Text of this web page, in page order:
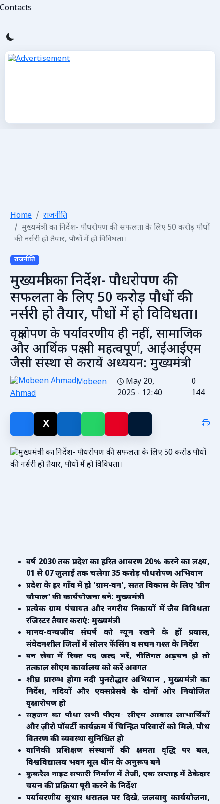
Contacts
Home
राजनीति
मुख्यमंत्री का निर्देश- पौधरोपण की सफलता के लिए 50 करोड़ पौधों
की नर्सरी हो तैयार, पौधों में हो विविधता।
राजनीति
मुख्यमंत्री का निर्देश- पौधरोपण की
सफलता के लिए 50 करोड़ पौधों की
नर्सरी हो तैयार, पौधों में हो विविधता।
वृक्षारोपण के पर्यावरणीय ही नहीं, सामाजिक
और आर्थिक पक्ष भी महत्वपूर्ण, आईआईएम
जैसी संस्था से करायें अध्ययन: मुख्यमंत्री
Mobeen
Ahmad
May 20,
2025 - 12:40
0
144
वर्ष 2030 तक प्रदेश का हरित आवरण 20% करने का लक्ष्य,
01 से 07 जुलाई तक चलेगा 35 करोड़ पौधरोपण अभियान
प्रदेश के हर गाँव में हो 'ग्राम-वन', सतत विकास के लिए 'ग्रीन
चौपाल' की कार्ययोजना बने: मुख्यमंत्री
प्रत्येक ग्राम पंचायत और नगरीय निकायों में जैव विविधता
रजिस्टर तैयार कराएं: मुख्यमंत्री
मानव-वन्यजीव संघर्ष को न्यून रखने के हों प्रयास,
संवेदनशील जिलों में सोलर फेंसिंग व सघन गश्त के निर्देश
वन सेवा में रिक्त पद जल्द भरें, नीतिगत अड़चन हो तो
तत्काल सीएम कार्यालय को करें अवगत
शीघ्र प्रारम्भ होगा नदी पुनरोद्धार अभियान , मुख्यमंत्री का
निर्देश, नदियों और एक्सप्रेसवे के दोनों ओर नियोजित
वृक्षारोपण हो
सहजन का पौधा सभी पीएम- सीएम आवास लाभार्थियों
और ज़ीरो पॉवर्टी कार्यक्रम में चिन्हित परिवारों को मिले, पौध
वितरण की व्यवस्था सुनिश्चित हो
वानिकी प्रशिक्षण संस्थानों की क्षमता वृद्धि पर बल,
विश्वविद्यालय भवन मूल थीम के अनुरूप बने
कुकरैल नाइट सफारी निर्माण में तेजी, एक सप्ताह में ठेकेदार
चयन की प्रक्रिया पूरी करने के निर्देश
पर्यावरणीय सुधार धरातल पर दिखे, जलवायु कार्ययोजना,